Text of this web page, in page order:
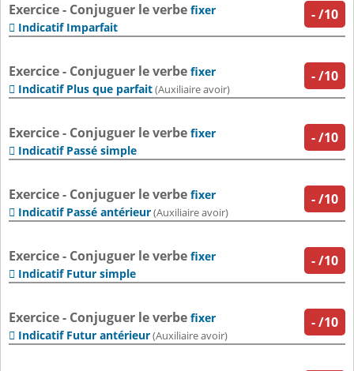
-/10
Exercice - Conjuguer le verbe fixer
 Indicatif Imparfait
-/10
Exercice - Conjuguer le verbe fixer
 Indicatif Plus que parfait(Auxiliaire avoir)
-/10
Exercice - Conjuguer le verbe fixer
 Indicatif Passé simple
-/10
Exercice - Conjuguer le verbe fixer
 Indicatif Passé antérieur(Auxiliaire avoir)
-/10
Exercice - Conjuguer le verbe fixer
 Indicatif Futur simple
-/10
Exercice - Conjuguer le verbe fixer
 Indicatif Futur antérieur(Auxiliaire avoir)